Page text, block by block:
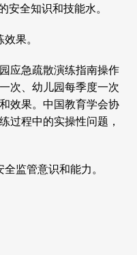
安全知识和技能水。
果。
应急疏散演练指南操作
次、幼儿园每季度一次
效果。中国教育学会协
过程中的实操性问题，
监管意识和能力。